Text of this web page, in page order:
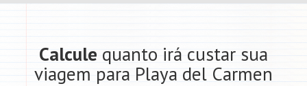
Calcule quanto irá custar sua
viagem para Playa del Carmen